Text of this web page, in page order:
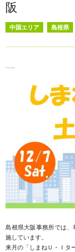
阪
中国エリア 島根県
島根県大阪事務所では
施しています。
来月の「しまねＵ・Ｉタ